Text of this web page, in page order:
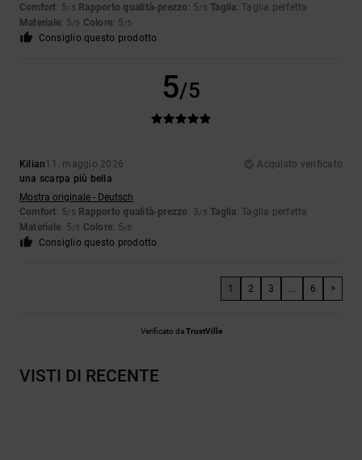
Comfort: 5/5 Rapporto qualità-prezzo : 5/5 Taglia: Taglia perfetta
Materiale: 5/5 Colore: 5/5
Consiglio questo prodotto
5/5
Kilian11. maggio 2026
Acquisto verificato
una scarpa più bella
Mostra originale - Deutsch
Comfort: 5/5 Rapporto qualità-prezzo : 3/5 Taglia: Taglia perfetta
Materiale: 5/5 Colore: 5/5
Consiglio questo prodotto
1 2 3 ... 6 >
Verificato daTrustVille
VISTI DI RECENTE